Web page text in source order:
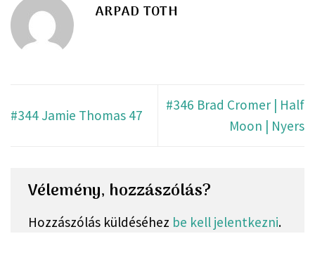
ARPAD TOTH
#344 Jamie Thomas 47
#346 Brad Cromer | Half
Moon | Nyers
Vélemény, hozzászólás?
Hozzászólás küldéséhez be kell jelentkezni.